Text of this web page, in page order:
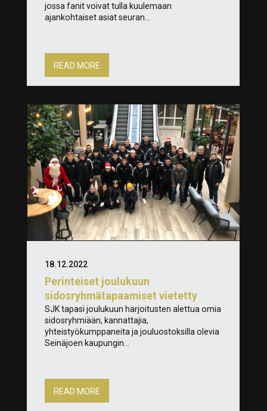
jossa fanit voivat tulla kuulemaan
ajankohtaiset asiat seuran...
READ MORE
Perinteiset joulukuun
sidosryhmätapaamiset vietetty
18.12.2022
SJK tapasi joulukuun harjoitusten alettua omia
sidosryhmiään, kannattajia,
yhteistyökumppaneita ja jouluostoksilla olevia
Seinäjoen kaupungin...
READ MORE